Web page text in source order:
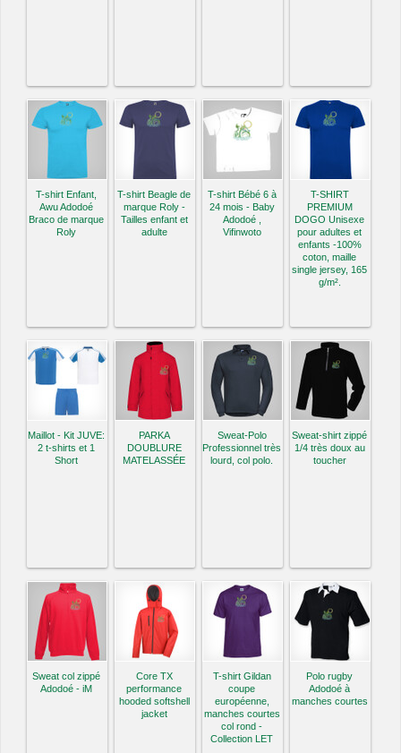
T-shirt Enfant,
Awu Adodoé
Braco de marque
Roly
T-shirt Beagle de
marque Roly -
Tailles enfant et
adulte
T-shirt Bébé 6 à
24 mois - Baby
Adodoé ,
Vifinwoto
T-SHIRT
PREMIUM
DOGO Unisexe
pour adultes et
enfants -100%
coton, maille
single jersey, 165
g/m².
Maillot - Kit JUVE:
2 t-shirts et 1
Short
PARKA
DOUBLURE
MATELASSÉE
Sweat-Polo
Professionnel très
lourd, col polo.
Sweat-shirt zippé
1/4 très doux au
toucher
Sweat col zippé
Adodoé - iM
Core TX
performance
hooded softshell
jacket
T-shirt Gildan
coupe
européenne,
manches courtes
col rond -
Collection LET
Polo rugby
Adodoé à
manches courtes